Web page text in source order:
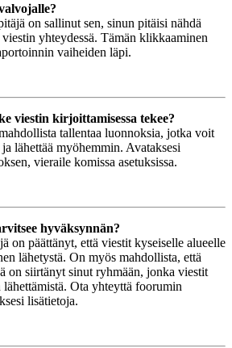
on sallinut sen, sinun pitäisi nähdä
yhteydessä. Tämän klikkaaminen
vaiheiden läpi.
viestin kirjoittamisessa tekee?
tallentaa luonnoksia, jotka voit
lähettää myöhemmin. Avataksesi
vieraile komissa asetuksissa.
hyväksynnän?
on päättänyt, että viestit kyseiselle alueelle
lähetystä. On myös mahdollista, että
on siirtänyt sinut ryhmään, jonka viestit
lähettämistä. Ota yhteyttä foorumin
lisätietoja.